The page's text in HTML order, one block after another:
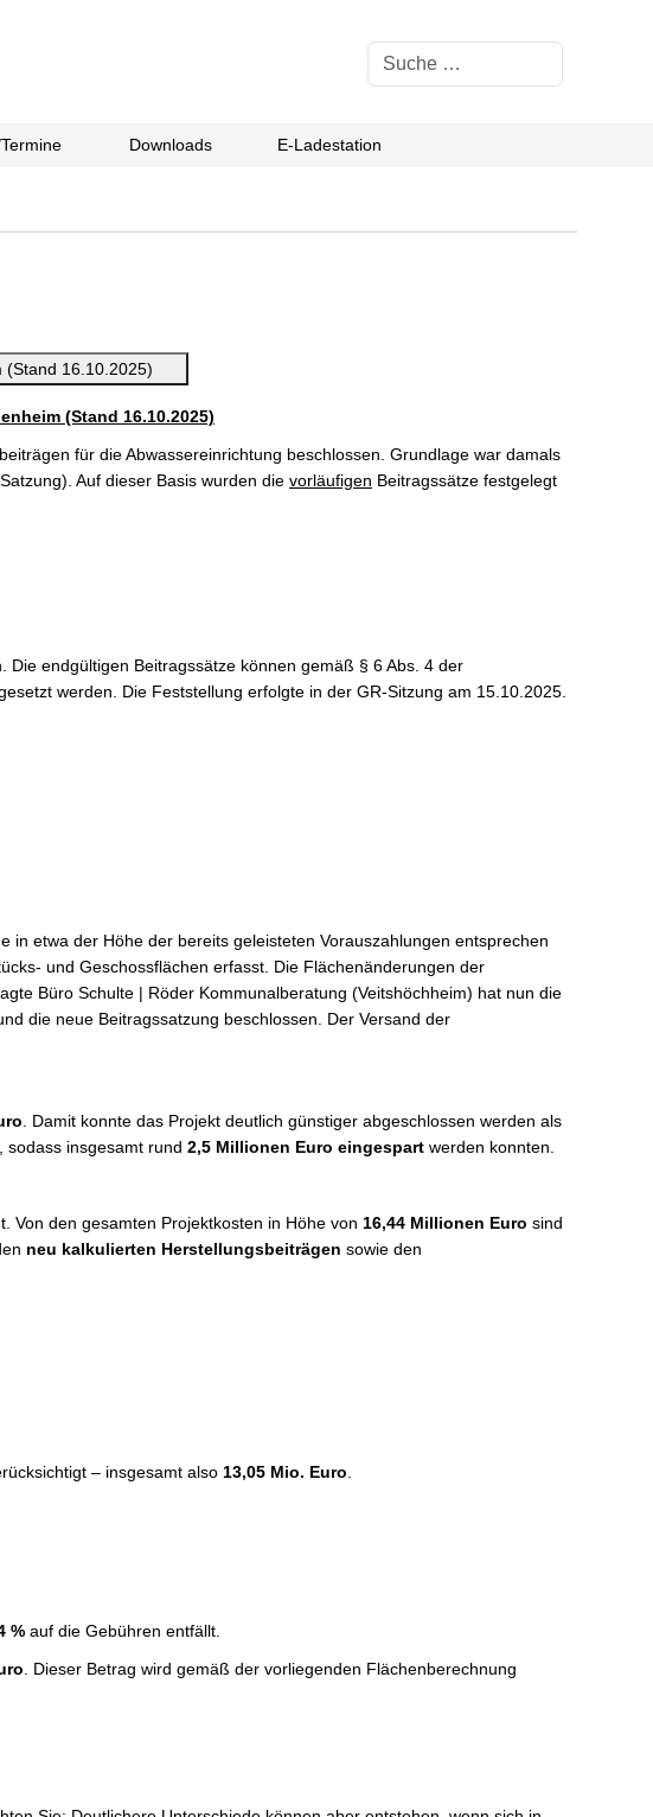
Suchen
Downloads E-Ladestation
(Stand 16.10.2025)
(Stand 16.10.2025)
für die Abwassereinrichtung beschlossen. Grundlage war damals
Auf dieser Basis wurden die vorläufigen Beitragssätze festgelegt
endgültigen Beitragssätze können gemäß § 6 Abs. 4 der
werden. Die Feststellung erfolgte in der GR-Sitzung am 15.10.2025.
etwa der Höhe der bereits geleisteten Vorauszahlungen entsprechen
und Geschossflächen erfasst. Die Flächenänderungen der
Büro Schulte | Röder Kommunalberatung (Veitshöchheim) hat nun die
die neue Beitragssatzung beschlossen. Der Versand der
. Damit konnte das Projekt deutlich günstiger abgeschlossen werden als
, sodass insgesamt rund 2,5 Millionen Euro eingespart werden konnten.
Von den gesamten Projektkosten in Höhe von 16,44 Millionen Euro sind
neu kalkulierten Herstellungsbeiträgen sowie den
– insgesamt also 13,05 Mio. Euro
% auf die Gebühren entfällt.
. Dieser Betrag wird gemäß der vorliegenden Flächenberechnung